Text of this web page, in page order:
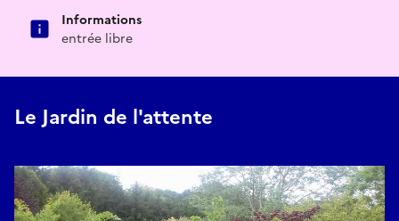
Informations
entrée libre
Le Jardin de l'attente